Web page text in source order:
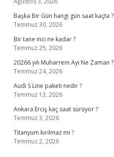
Başka Bir Gün hangi gün saat kaçta ?
Temmuz 30, 2026
Bir tane inci ne kadar ?
Temmuz 25, 2026
20266 yılı Muharrem Ayı Ne Zaman ?
Temmuz 24, 2026
Audi S Line paketi nedir ?
Temmuz 13, 2026
Ankara Erciş kaç saat sürüyor ?
Temmuz 3, 2026
Titanyum kırılmaz mı ?
Temmuz 2, 2026